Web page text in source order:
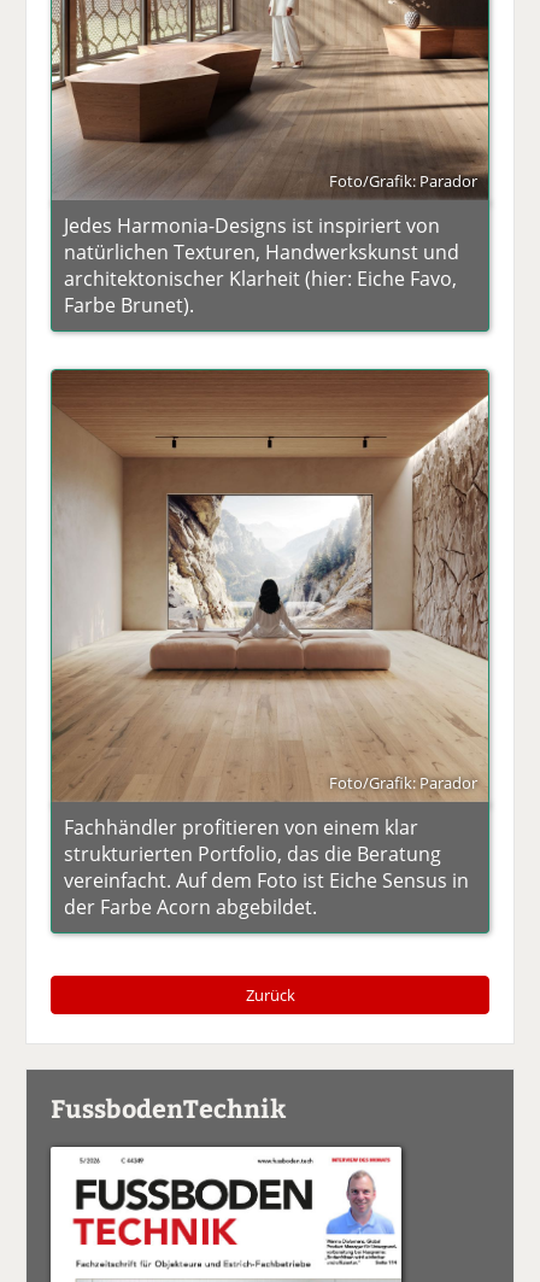
Foto/Grafik: Parador
Jedes Harmonia-Designs ist inspiriert von
natürlichen Texturen, Handwerkskunst und
architektonischer Klarheit (hier: Eiche Favo,
Farbe Brunet).
Foto/Grafik: Parador
Fachhändler profitieren von einem klar
strukturierten Portfolio, das die Beratung
vereinfacht. Auf dem Foto ist Eiche Sensus in
der Farbe Acorn abgebildet.
Zurück
FussbodenTechnik